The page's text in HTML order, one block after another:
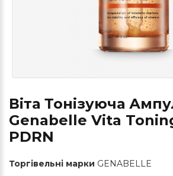
Віта Тонізуюча
Genabelle Vita
PDRN
Торгівельні марки GENABELLE